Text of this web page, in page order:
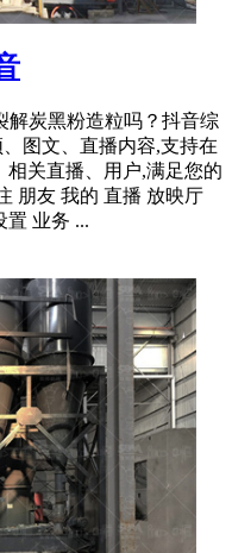
解炭黑粉造粒吗？抖音综
图文、直播内容,支持在
关直播、用户,满足您的
朋友 我的 直播 放映厅
置 业务 ...